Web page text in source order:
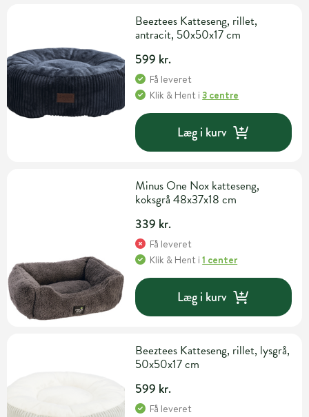
Beeztees Katteseng, rillet,
antracit, 50x50x17 cm
599 kr.
Få leveret
Klik & Hent i3 centre
Læg i kurv
Minus One Nox katteseng,
koksgrå 48x37x18 cm
339 kr.
Få leveret
Klik & Hent i1 center
Læg i kurv
Beeztees Katteseng, rillet, lysgrå,
50x50x17 cm
599 kr.
Få leveret